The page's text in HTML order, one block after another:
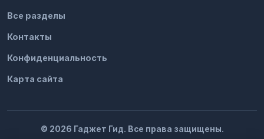
Все разделы
Контакты
Конфиденциальность
Карта сайта
© 2026 Гаджет Гид. Все права защищены.